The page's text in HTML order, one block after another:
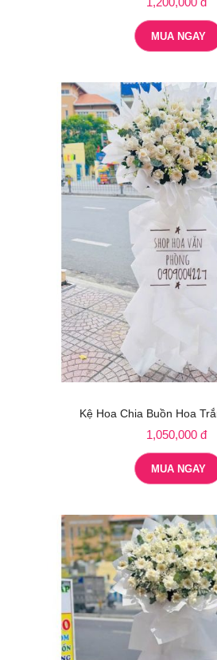
MUA NGAY
Kệ Hoa Chia Buồn Hoa
1,050,000 đ
MUA NGAY